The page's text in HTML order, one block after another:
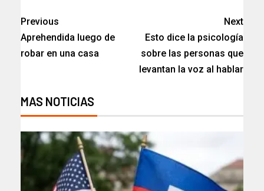
Previous
Aprehendida luego de
robar en una casa​
Next
Esto dice la psicología
sobre las personas que
levantan la voz al hablar
MAS NOTICIAS